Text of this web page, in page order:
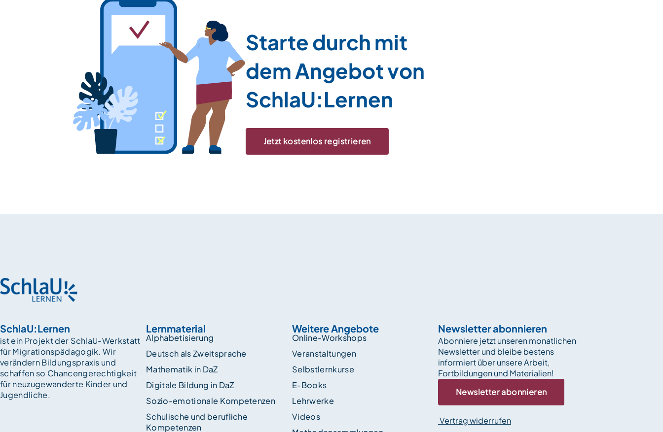
Starte durch mit
dem Angebot von
SchlaU:Lernen
Jetzt kostenlos registrieren
SchlaU:Lernen
ist ein Projekt der SchlaU-Werkstatt
für Migrationspädagogik. Wir
verändern Bildungspraxis und
schaffen so Chancen­gerechtigkeit
für neuzugewanderte Kinder und
Jugendliche.
Lernmaterial
Alphabetisierung
Deutsch als Zweitsprache
Mathematik in DaZ
Digitale Bildung in DaZ
Sozio-emotionale Kompetenzen
Schulische und berufliche
Kompetenzen
Weitere Angebote
Online-Workshops
Veranstaltungen
Selbstlernkurse
E-Books
Lehrwerke
Videos
Newsletter abonnieren
Abonniere jetzt unseren monatlichen
Newsletter und bleibe bestens
informiert über unsere Arbeit,
Fortbildungen und Materialien!
Newsletter abonnieren
Vertrag widerrufen